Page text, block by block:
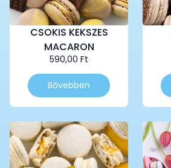
CSOKIS KEKSZES
MACARON
590,00 Ft
Bővebben